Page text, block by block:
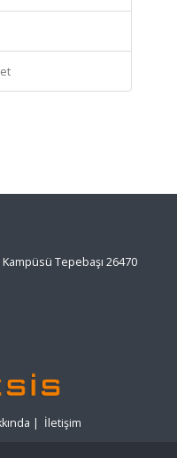
Tepebaşı 26470
| İletişim